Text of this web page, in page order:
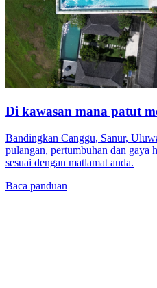
Di kawasan mana patut
Bandingkan Canggu, Sanur,
pulangan, pertumbuhan dan
sesuai dengan matlamat anda.
Baca panduan